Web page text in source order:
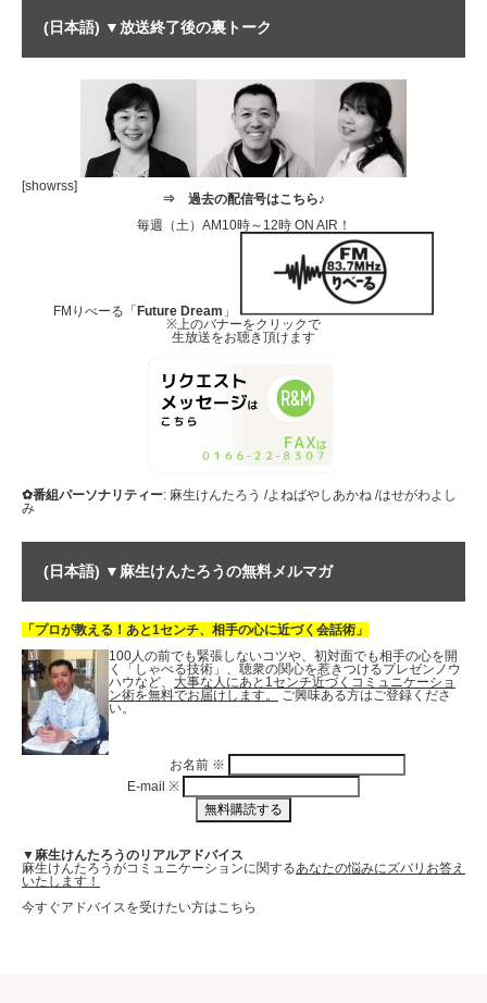
(日本語) ▼放送終了後の裏トーク
[showrss]
⇒ 過去の配信号はこちら♪
毎週（土）AM10時～12時 ON AIR！
FMりべーる「 Future Dream 」
※上のバナーをクリックで
生放送をお聴き頂けます
✿番組パーソナリティー: 麻生けんたろう /よねばやしあかね /はせがわよし
み
(日本語) ▼麻生けんたろうの無料メルマガ
「プロが教える！あと1センチ、相手の心に近づく会話術」
100人の前でも緊張しないコツや、初対面でも相手の心を開
く「しゃべる技術」、聴衆の関心を惹きつけるプレゼンノウ
ハウなど、 大事な人にあと1センチ近づくコミュニケーショ
ン術を無料でお届けします。
ご興味ある方はご登録くださ
い。
お名前 ※
E-mail ※
▼麻生けんたろうのリアルアドバイス
麻生けんたろうがコミュニケーションに関するあなたの悩みにズバリお答え
いたします！
今すぐアドバイスを受けたい方はこちら